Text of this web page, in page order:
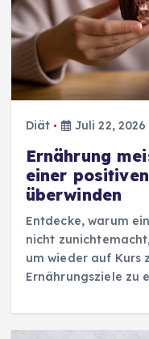
Diät Juli 22, 2026
Ernährung
einer
überwinden
Entdecke, warum
nicht
um wieder auf Kurs
Ernährungsziele zu